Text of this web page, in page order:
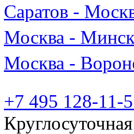
Саратов -
Москва - Минск
Москва -
+7 495 128-11-